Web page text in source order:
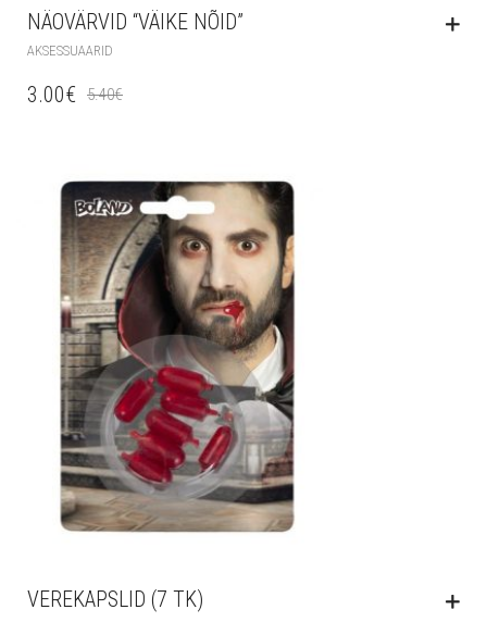
NÄOVÄRVID “VÄIKE NÕID”
AKSESSUAARID
5.40€
3.00€
VEREKAPSLID (7 TK)